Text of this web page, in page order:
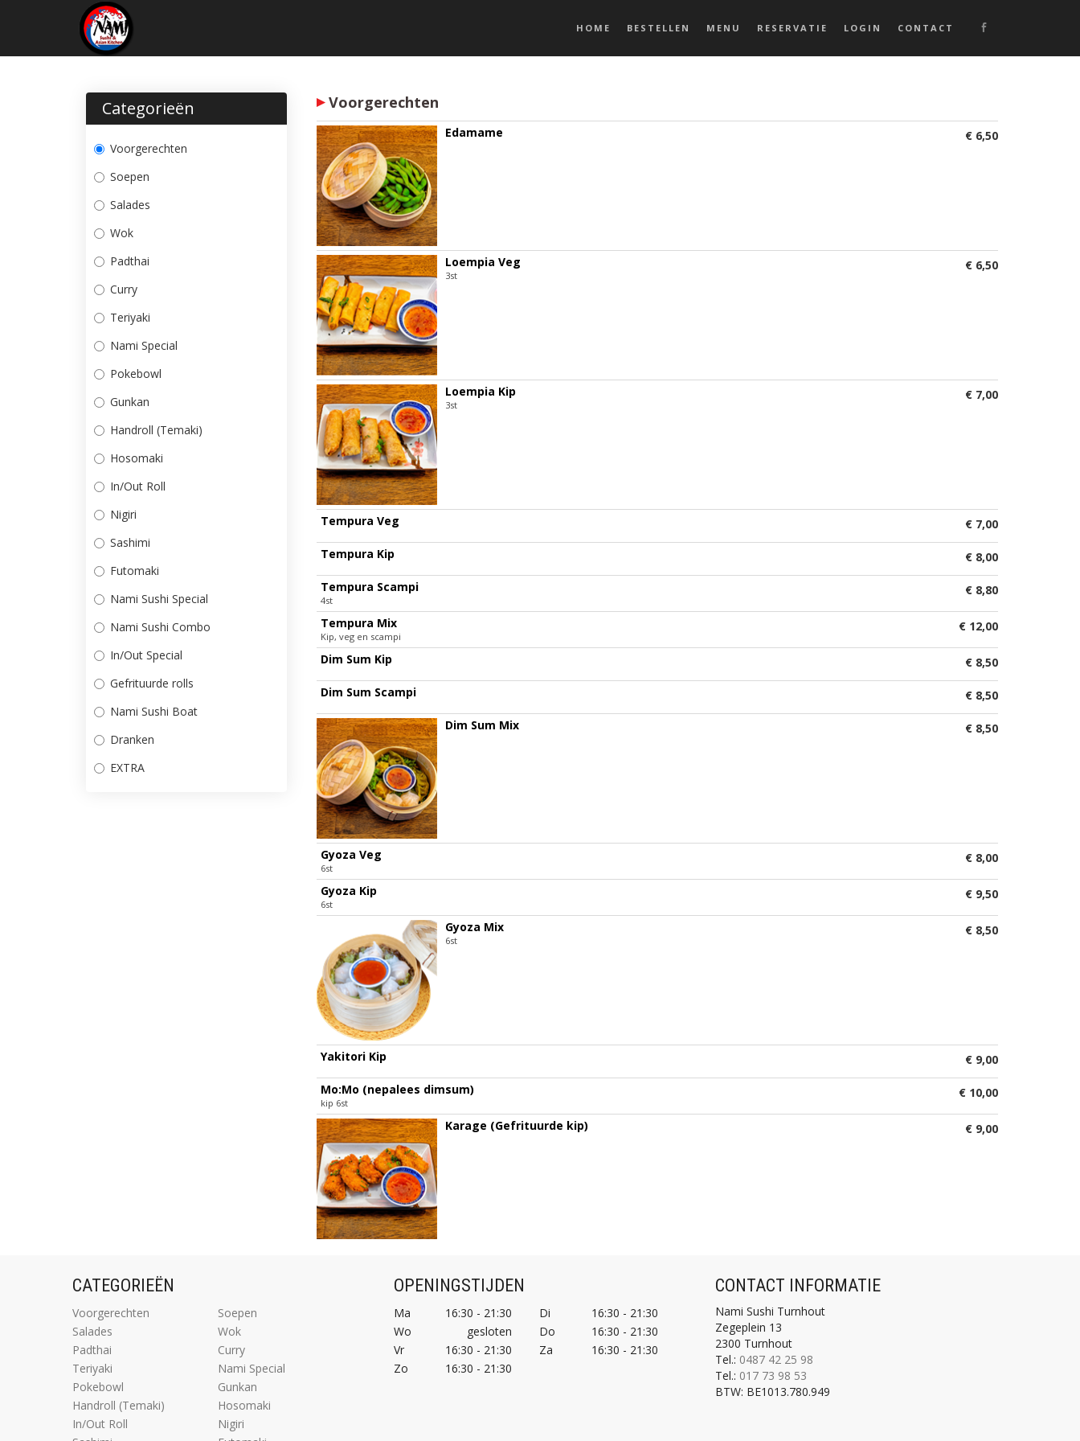
HOME BESTELLEN MENU RESERVATIE LOGIN CONTACT
Categorieën
Voorgerechten
Soepen
Salades
Wok
Padthai
Curry
Teriyaki
Nami Special
Pokebowl
Gunkan
Handroll (Temaki)
Hosomaki
In/Out Roll
Nigiri
Sashimi
Futomaki
Nami Sushi Special
Nami Sushi Combo
In/Out Special
Gefrituurde rolls
Nami Sushi Boat
Dranken
EXTRA
Voorgerechten
Edamame € 6,50
Loempia Veg
3st
€ 6,50
Loempia Kip
3st
€ 7,00
Tempura Veg
€ 7,00
Tempura Kip
€ 8,00
Tempura Scampi
4st
€ 8,80
Tempura Mix
Kip, veg en scampi
€ 12,00
Dim Sum Kip
€ 8,50
Dim Sum Scampi
€ 8,50
Dim Sum Mix
€ 8,50
Gyoza Veg
6st
€ 8,00
Gyoza Kip
6st
€ 9,50
Gyoza Mix
6st
€ 8,50
Yakitori Kip
€ 9,00
Mo:Mo (nepalees dimsum)
kip 6st
€ 10,00
Karage (Gefrituurde kip) € 9,00
CATEGORIEËN
Voorgerechten
Soepen
Salades
Wok
Padthai
Curry
Teriyaki
Nami Special
Pokebowl
Gunkan
Handroll (Temaki)
Hosomaki
In/Out Roll
Nigiri
OPENINGSTIJDEN
Ma 16:30 - 21:30 Di
16:30 - 21:30
Wo
gesloten Do
16:30 - 21:30
Vr
16:30 - 21:30 Za
16:30 - 21:30
Zo
16:30 - 21:30
CONTACT INFORMATIE
Nami Sushi Turnhout
Zegeplein 13
2300 Turnhout
Tel.: 0487 42 25 98
Tel.: 017 73 98 53
BTW: BE1013.780.949